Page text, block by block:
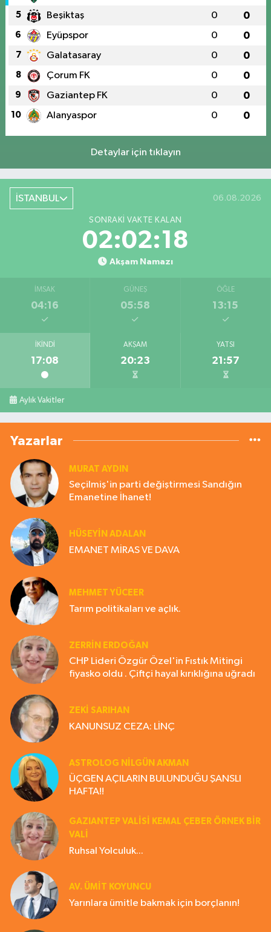
5 Beşiktaş 0 0
6 Eyüpspor 0 0
7 Galatasaray 0 0
8 Çorum FK 0 0
9 Gaziantep FK 0 0
10 Alanyaspor 0 0
Detaylar için tıklayın
İSTANBUL 06.08.2026
SONRAKI VAKTE KALAN
02:02:17
Akşam Namazı
İMSAK
04:16
GÜNEŞ
05:58
ÖĞLE
13:15
İKINDI
17:08
AKŞAM
20:23
YATSI
21:57
Aylık Vakitler
Yazarlar
MURAT AYDIN
Seçilmiş'in parti değiştirmesi Sandığın
Emanetine İhanet!
HÜSEYIN ADALAN
EMANET MİRAS VE DAVA
MEHMET YÜCEER
Tarım politikaları ve açlık.
ZERRIN ERDOĞAN
CHP Lideri Özgür Özel'in Fıstık Mitingi
fiyasko oldu . Çiftçi hayal kırıklığına uğradı
ZEKI SARIHAN
KANUNSUZ CEZA: LİNÇ
ASTROLOG NILGÜN AKMAN
ÜÇGEN AÇILARIN BULUNDUĞU ŞANSLI
HAFTA!!
GAZIANTEP VALISI KEMAL ÇEBER ÖRNEK BİR
VALİ
Ruhsal Yolculuk...
AV. ÜMIT KOYUNCU
Yarınlara ümitle bakmak için borçlanın!